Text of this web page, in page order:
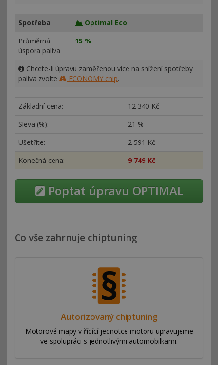
Spotřeba
Optimal Eco
Průměrná
úspora paliva
15 %
Chcete-li úpravu zaměřenou více na snížení spotřeby
paliva zvolte
ECONOMY chip.
Základní cena: 12 340 Kč
Sleva (%):
21 %
Ušetříte:
2 591 Kč
Konečná cena:
9 749 Kč
Poptat úpravu OPTIMAL
Co vše zahrnuje chiptuning
Autorizovaný chiptuning
Motorové mapy v řídící jednotce motoru upravujeme
ve spolupráci s jednotlivými automobilkami.